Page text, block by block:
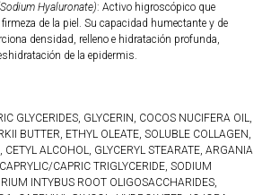
Hyaluronate): Activo higroscópico que
de la piel. Su capacidad humectante y de
densidad, relleno e hidratación profunda,
de la epidermis.
GLYCERIDES, GLYCERIN, COCOS NUCIFERA OIL,
BUTTER, ETHYL OLEATE, SOLUBLE COLLAGEN,
CETYL ALCOHOL, GLYCERYL STEARATE, ARGANIA
CAPRIC TRIGLYCERIDE, SODIUM
INTYBUS ROOT OLIGOSACCHARIDES,